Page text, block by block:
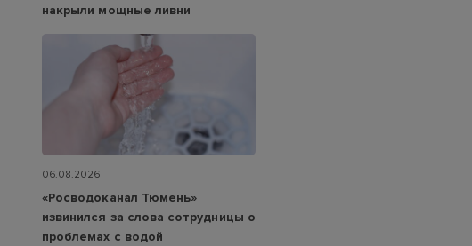
накрыли мощные ливни
06.08.2026
«Росводоканал Тюмень»
извинился за слова сотрудницы о
проблемах с водой